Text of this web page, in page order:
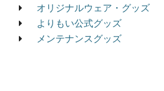
オリジナルウェア・グッズ
よりもい公式グッズ
メンテナンスグッズ